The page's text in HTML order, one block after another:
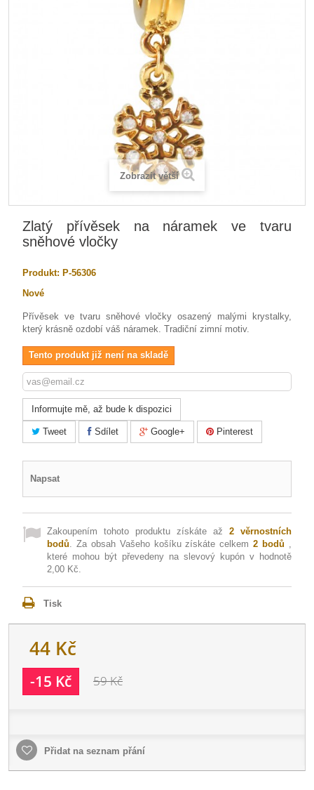
Zobrazit větší
Zlatý přívěsek na náramek ve tvaru
sněhové vločky
Produkt: P-56306
Nové
Přívěsek ve tvaru sněhové vločky osazený malými krystalky,
který krásně ozdobí váš náramek. Tradiční zimní motiv.
Tento produkt již není na skladě
Informujte mě, až bude k dispozici
Tweet Sdílet Google+ Pinterest
Napsat
Zakoupením tohoto produktu získáte až 2 věrnostních
bodů. Za obsah Vašeho košíku získáte celkem2 bodů ,
které mohou být převedeny na slevový kupón v hodnotě
2,00 Kč.
Tisk
44 Kč
-15 Kč 59 Kč
Přidat na seznam přání